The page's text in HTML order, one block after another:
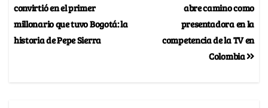
abre camino como
presentadora en la
competencia de la TV en
Colombia
convirtió en el primer
millonario que tuvo Bogotá: la
historia de Pepe Sierra